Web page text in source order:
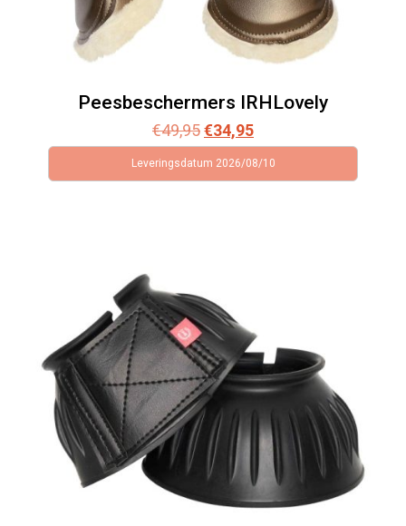
Peesbeschermers IRHLovely
€49,95Oorspronkelijke
prijs
€34,95Huidige
prijs
is:
Leveringsdatum 2026/08/10